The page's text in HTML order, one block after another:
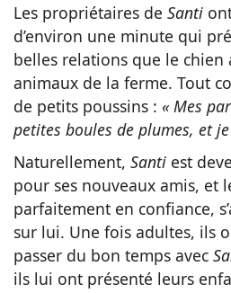
Les propriétaires de Santi
d’environ une minute qui
belles relations que le chien
animaux de la ferme. Tout
de petits poussins : « Mes
petites boules de plumes, et
Naturellement, Santi est
pour ses nouveaux amis, et
parfaitement en confiance,
sur lui. Une fois adultes, ils
passer du bon temps avec
ils lui ont présenté leurs